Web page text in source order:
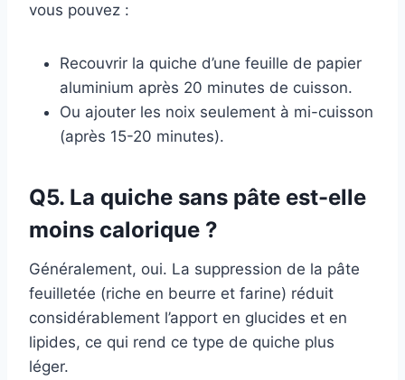
vous pouvez :
Recouvrir la quiche d’une feuille de papier
aluminium après 20 minutes de cuisson.
Ou ajouter les noix seulement à mi-cuisson
(après 15-20 minutes).
Q5. La quiche sans pâte est-elle
moins calorique ?
Généralement, oui. La suppression de la pâte
feuilletée (riche en beurre et farine) réduit
considérablement l’apport en glucides et en
lipides, ce qui rend ce type de quiche plus
léger.